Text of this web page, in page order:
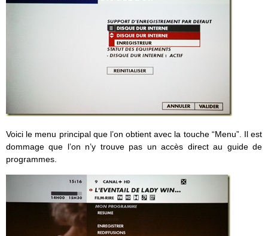
Voici le menu principal que l’on obtient avec la touche “Menu”. Il est
dommage que l’on n’y trouve pas un accès direct au guide de
programmes.